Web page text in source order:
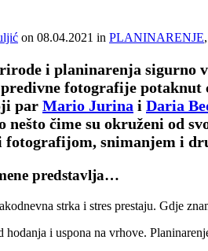
on 08.04.2021 in PLANINARENJE,
i planinarenja sigurno
fotografije potaknut
par Mario Jurina i Daria
nešto čime su okruženi od
fotografijom, snimanjem i
predstavlja…
strka i stres prestaju. Gdje
hodanja i uspona na vrhove.